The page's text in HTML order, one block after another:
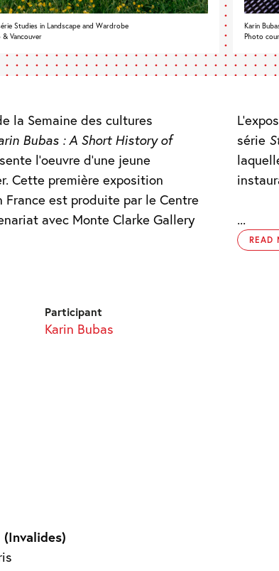
Studies in Landscape and Wardrobe
Vancouver
Karin
Photo
la Semaine des cultures
Bubas : A Short History of
l’oeuvre d’une jeune
Cette première exposition
France est produite par le Centre
avec Monte Clarke Gallery
série
...
READ
Participant
Karin Bubas